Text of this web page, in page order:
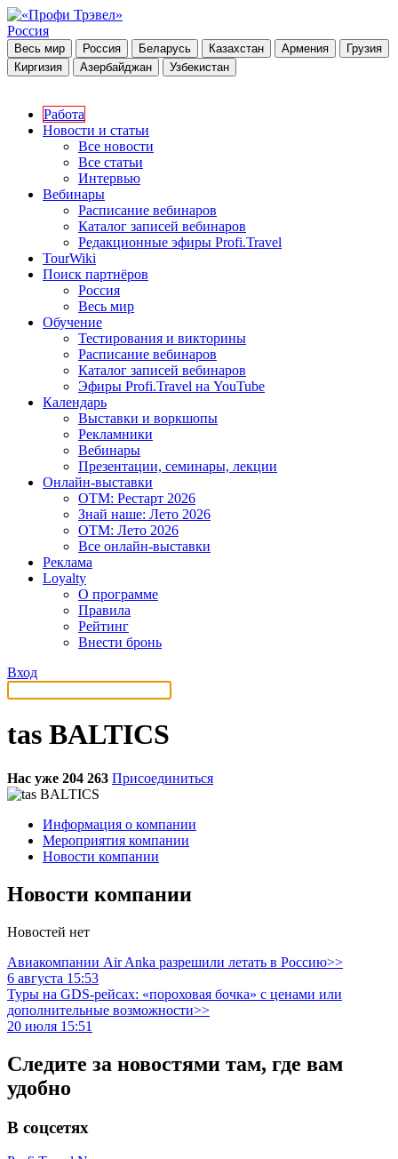
Россия
Весь мир Россия Беларусь Казахстан Армения
Грузия
Киргизия
Азербайджан Узбекистан
Работа
Новости и статьи
Все новости
Все статьи
Интервью
Вебинары
Расписание вебинаров
Каталог записей вебинаров
Редакционные эфиры Profi.Travel
TourWiki
Поиск партнёров
Россия
Весь мир
Обучение
Тестирования и викторины
Расписание вебинаров
Каталог записей вебинаров
Эфиры Profi.Travel на YouTube
Календарь
Выставки и воркшопы
Рекламники
Вебинары
Презентации, семинары, лекции
Онлайн-выставки
OTM: Рестарт 2026
Знай наше: Лето 2026
OTM: Лето 2026
Все онлайн-выставки
Реклама
Loyalty
О программе
Правила
Рейтинг
Внести бронь
Вход
tas BALTICS
Нас уже 204 263 Присоединиться
Информация о компании
Мероприятия компании
Новости компании
Новости компании
Новостей нет
Авиакомпании Air Anka разрешили летать в Россию>>
6 августа 15:53
Туры на GDS-рейсах: «пороховая бочка» с ценами или
дополнительные возможности>>
20 июля 15:51
Следите за новостями там, где вам
удобно
В соцсетях